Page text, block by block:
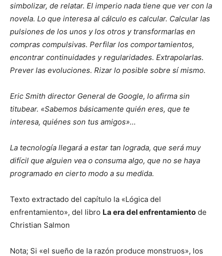
simbolizar, de relatar. El imperio nada tiene que ver con la
novela. Lo que interesa al cálculo es calcular. Calcular las
pulsiones de los unos y los otros y transformarlas en
compras compulsivas. Perfilar los comportamientos,
encontrar continuidades y regularidades. Extrapolarlas.
Prever las evoluciones. Rizar lo posible sobre sí mismo.
Eric Smith director General de Google, lo afirma sin
titubear. «Sabemos básicamente quién eres, que te
interesa, quiénes son tus amigos»…
La tecnología llegará a estar tan lograda, que será muy
difícil que alguien vea o consuma algo, que no se haya
programado en cierto modo a su medida.
Texto extractado del capítulo la «Lógica del
enfrentamiento», del libro La era del enfrentamiento de
Christian Salmon
Nota; Si «el sueño de la razón produce monstruos», los